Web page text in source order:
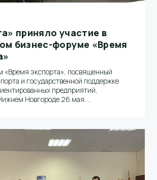
приняло участие в
бизнес-форуме «Время
«Время экспорта», посвященный
и государственной поддержке
предприятий,
Новгороде 26 мая.
директора – директор по
Сергей Ломакин выступил на
совета при Губернаторе
области и стал модератором
«Основные тенденции